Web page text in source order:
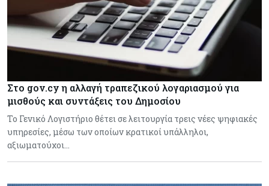
Στο gov.cy η αλλαγή τραπεζικού λογαριασμού για
μισθούς και συντάξεις του Δημοσίου
Το Γενικό Λογιστήριο θέτει σε λειτουργία τρεις νέες ψηφιακές
υπηρεσίες, μέσω των οποίων κρατικοί υπάλληλοι,
αξιωματούχοι…